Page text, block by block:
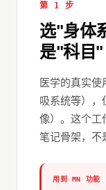
第 1 步
选"身体
是"科目"
医学的真实
吸系统等），
像）。这个工
笔记骨架，不
用到 MN 功能